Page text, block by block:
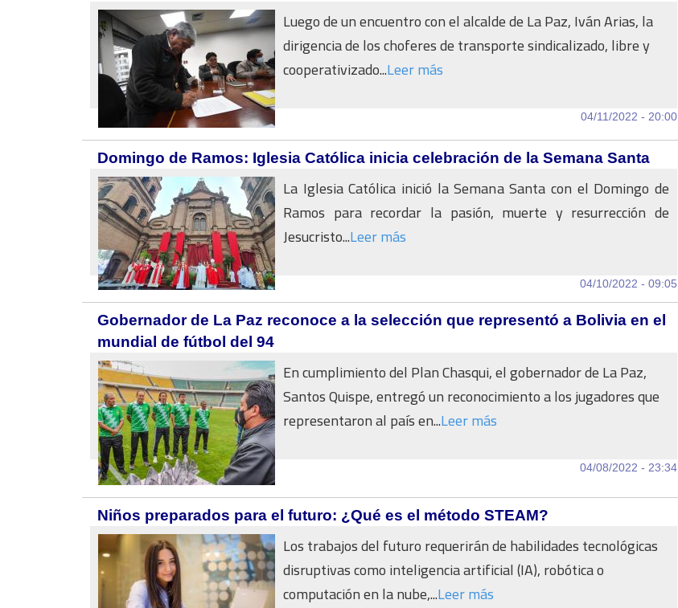
Luego de un encuentro con el alcalde de La Paz, Iván Arias, la
dirigencia de los choferes de transporte sindicalizado, libre y
cooperativizado...Leer más
04/11/2022 - 20:00
Domingo de Ramos: Iglesia Católica inicia celebración de la Semana Santa
La Iglesia Católica inició la Semana Santa con el Domingo de
Ramos para recordar la pasión, muerte y resurrección de
Jesucristo...Leer más
04/10/2022 - 09:05
Gobernador de La Paz reconoce a la selección que representó a Bolivia en el
mundial de fútbol del 94
En cumplimiento del Plan Chasqui, el gobernador de La Paz,
Santos Quispe, entregó un reconocimiento a los jugadores que
representaron al país en...Leer más
04/08/2022 - 23:34
Niños preparados para el futuro: ¿Qué es el método STEAM?
Los trabajos del futuro requerirán de habilidades tecnológicas
disruptivas como inteligencia artificial (IA), robótica o
computación en la nube,...Leer más